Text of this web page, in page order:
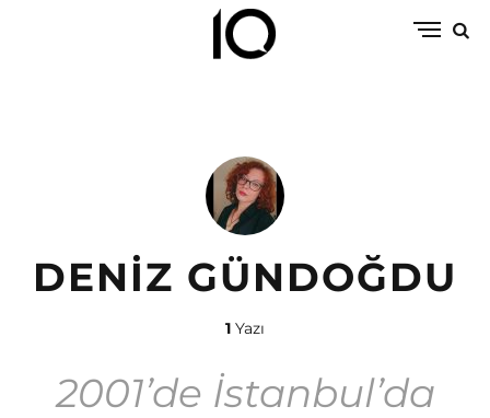
DENIZ GÜNDOĞDU
1 Yazı
2001’de İstanbul’da